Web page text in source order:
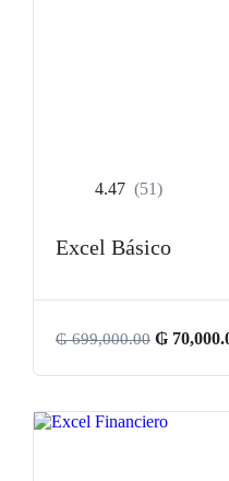
4.47 (51)
Excel Básico
₲699,000.00 ₲